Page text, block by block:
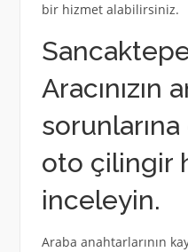
bir hizmet alabilirsiniz.
Aracınızın
oto çilingir
inceleyin.
Araba anahtarlarının